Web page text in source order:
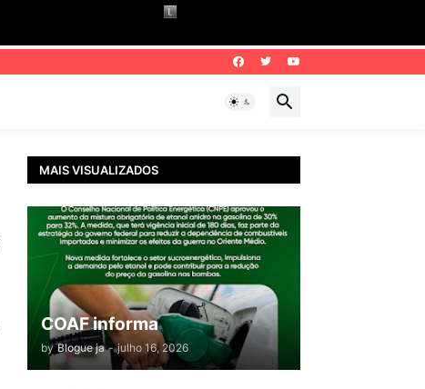
MAIS VISUALIZADOS
COAF informa
by Blogue ja - julho 16, 2026